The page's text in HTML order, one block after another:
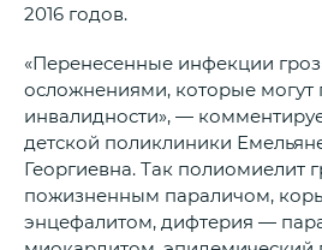
2016 годов.
«Перенесенные инфекции
осложнениями, которые могут
инвалидности», —
детской поликлиники
Георгиевна. Так полиомиелит
пожизненным параличом, корь
энцефалитом, дифтерия —